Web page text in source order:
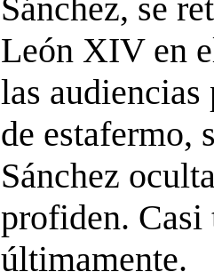
Sánchez, se
León XIV en
las audiencias
de estafermo,
Sánchez
profiden. Casi
últimamente.